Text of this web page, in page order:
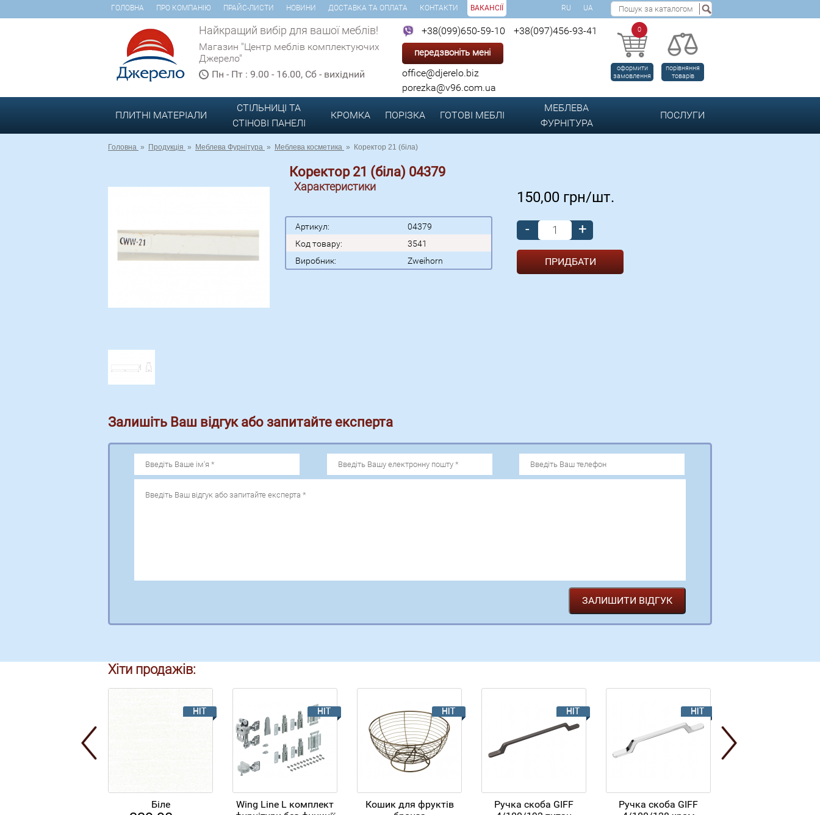
ГОЛОВНА ПРО КОМПАНІЮ ПРАЙС-ЛИСТИ НОВИНИ ДОСТАВКА ТА ОПЛАТА КОНТАКТИ ВАКАНСІЇ RU UA
Найкращий вибір для вашої меблів!
Магазин "Центр меблів комплектуючих
Джерело"
Пн - Пт : 9.00 - 16.00, Сб - вихідний
+38(099)650-59-10 +38(097)456-93-41
передзвоніть мені
office@djerelo.biz
porezka@v96.com.ua
0
оформити
замовлення
порівняння
товарів
ПЛИТНІ МАТЕРІАЛИ
СТІЛЬНИЦІ ТА
СТІНОВІ ПАНЕЛІ
КРОМКА ПОРІЗКА ГОТОВІ МЕБЛІ
МЕБЛЕВА
ФУРНІТУРА
ПОСЛУГИ
Головна » Продукція » Меблева Фурнітура » Меблева косметика » Коректор 21 (біла)
Коректор 21 (біла) 04379
Характеристики
Артикул:
04379
Код товару:
3541
Виробник:
Zweihorn
150,00 грн/шт.
-
+
Залишіть Ваш відгук або запитайте експерта
Хіти продажів:
Біле
Wing Line L комплект
Кошик для фруктів
Ручка скоба GIFF
Ручка скоба GIFF